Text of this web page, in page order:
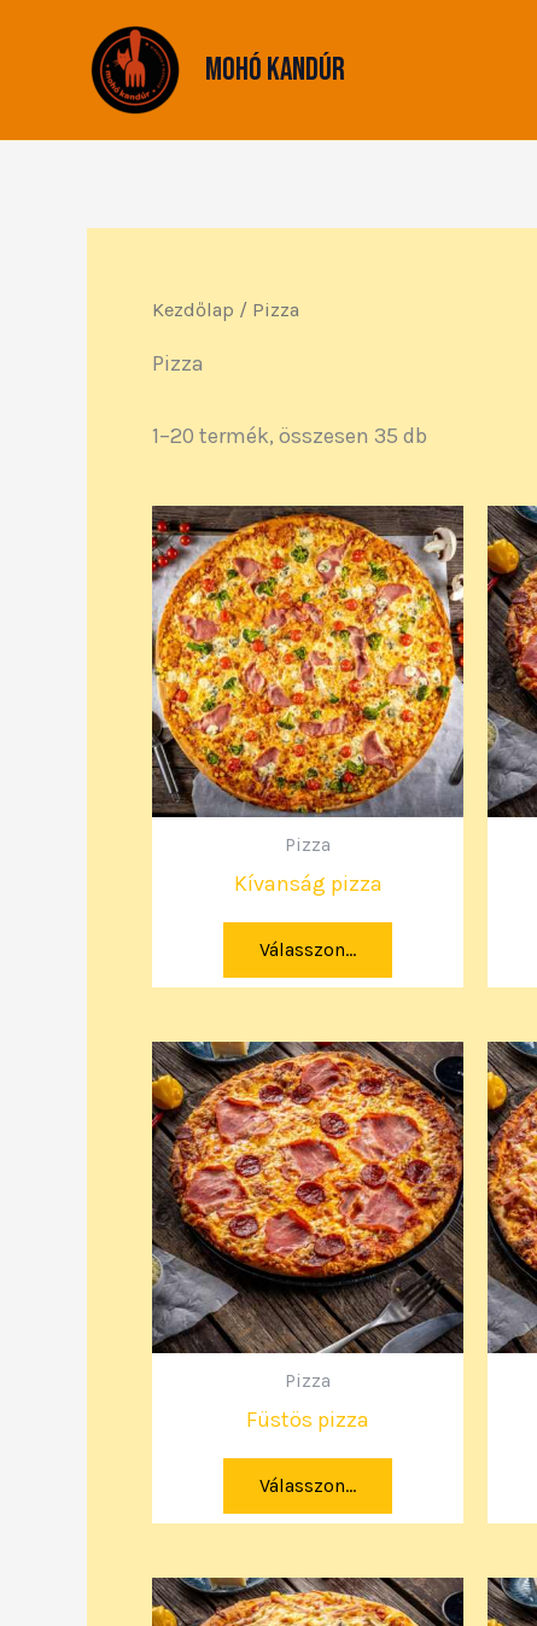
Mohó Kandúr
Kezdőlap / Pizza
Pizza
1–20 termék, összesen 35 db
Pizza
Kívanság pizza
Válasszon...
Pizza
Füstös pizza
Válasszon...